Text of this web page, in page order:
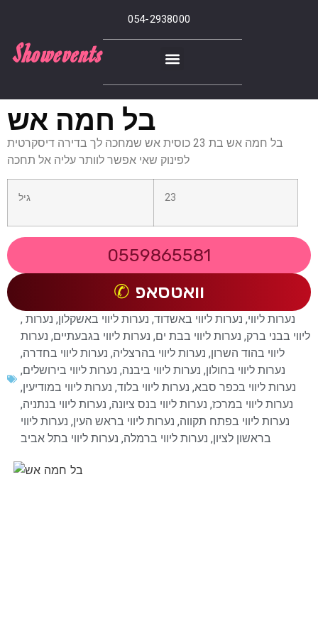
054-2938000
Showevents
בל חמה אש
בל חמה אש בת 23 כוסית אש שמחכה לך בדירה דיסקרטית
לפינוק שאי אפשר לוותר עליה אל תחכה
גיל 23
0559865581
וואטסאפ
, נערות ליווי, נערות ליווי באשדוד, נערות ליווי באשקלון, נערות
ליווי בבני ברק, נערות ליווי בבת ים, נערות ליווי בגבעתיים, נערות
ליווי בהוד השרון, נערות ליווי בהרצליה, נערות ליווי בחדרה,
נערות ליווי בחולון, נערות ליווי ביבנה, נערות ליווי בירושלים,
נערות ליווי בכפר סבא, נערות ליווי בלוד, נערות ליווי במודיעין,
נערות ליווי במרכז, נערות ליווי בנס ציונה, נערות ליווי בנתניה,
נערות ליווי בפתח תקווה, נערות ליווי בראש העין, נערות ליווי
בראשון לציון, נערות ליווי ברמלה, נערות ליווי בתל אביב